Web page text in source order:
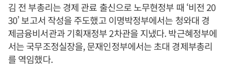
김 전 부총리는 경제 관료 출신으로 노무현정부 때 ‘비전 20
30’ 보고서 작성을 주도했고 이명박정부에서는 청와대 경
제금융비서관과 기획재정부 2차관을 지냈다. 박근혜정부에
서는 국무조정실장을, 문재인정부에서는 초대 경제부총리
를 역임했다.